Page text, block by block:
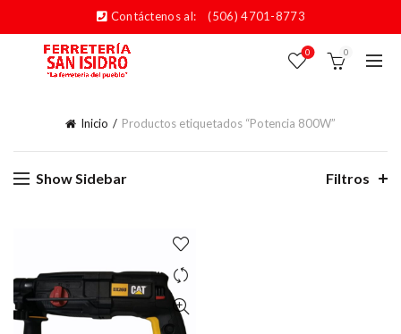
Contáctenos al: (506) 4701-8773
0 0
Inicio Productos etiquetados “Potencia 800W”
Show Sidebar Filtros